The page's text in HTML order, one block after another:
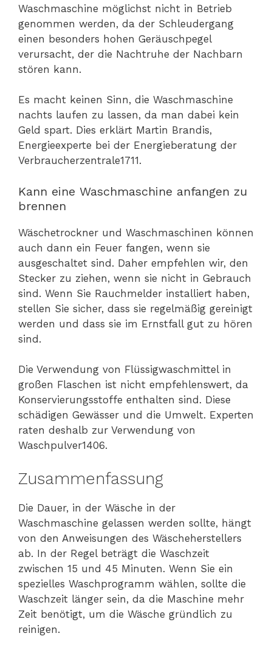
Waschmaschine möglichst nicht in Betrieb
genommen werden, da der Schleudergang
einen besonders hohen Geräuschpegel
verursacht, der die Nachtruhe der Nachbarn
stören kann.
Es macht keinen Sinn, die Waschmaschine
nachts laufen zu lassen, da man dabei kein
Geld spart. Dies erklärt Martin Brandis,
Energieexperte bei der Energieberatung der
Verbraucherzentrale1711.
Kann eine Waschmaschine anfangen zu
brennen
Wäschetrockner und Waschmaschinen können
auch dann ein Feuer fangen, wenn sie
ausgeschaltet sind. Daher empfehlen wir, den
Stecker zu ziehen, wenn sie nicht in Gebrauch
sind. Wenn Sie Rauchmelder installiert haben,
stellen Sie sicher, dass sie regelmäßig gereinigt
werden und dass sie im Ernstfall gut zu hören
sind.
Die Verwendung von Flüssigwaschmittel in
großen Flaschen ist nicht empfehlenswert, da
Konservierungsstoffe enthalten sind. Diese
schädigen Gewässer und die Umwelt. Experten
raten deshalb zur Verwendung von
Waschpulver1406.
Zusammenfassung
Die Dauer, in der Wäsche in der
Waschmaschine gelassen werden sollte, hängt
von den Anweisungen des Wäscheherstellers
ab. In der Regel beträgt die Waschzeit
zwischen 15 und 45 Minuten. Wenn Sie ein
spezielles Waschprogramm wählen, sollte die
Waschzeit länger sein, da die Maschine mehr
Zeit benötigt, um die Wäsche gründlich zu
reinigen.